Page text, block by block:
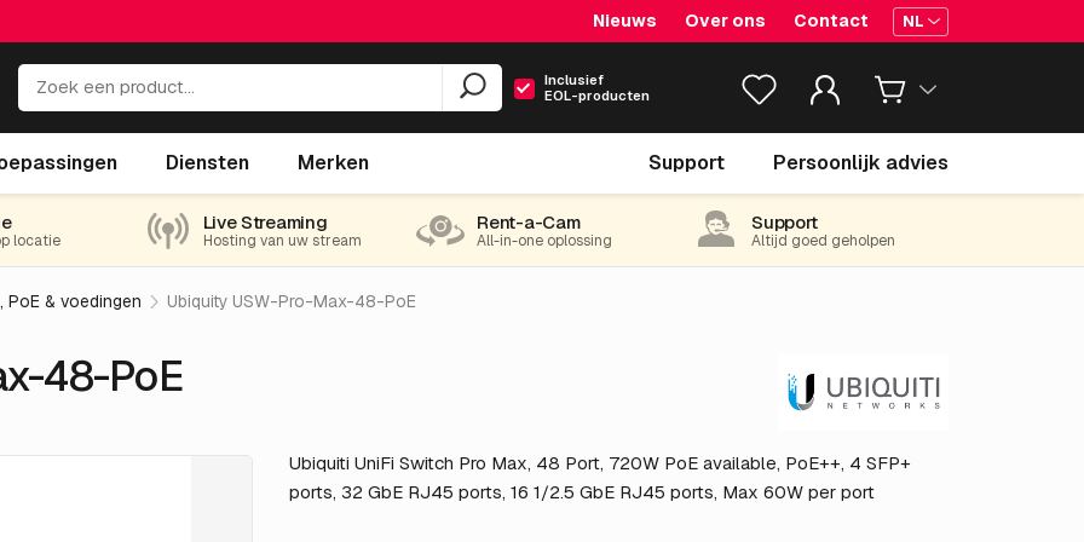
Nieuws Over ons Contact NL
Inclusief
EOL-producten
Diensten Merken Support Persoonlijk advies
€ 1,378.91
locatie
Live Streaming
Hosting van uw stream
Rent-a-Cam
All-in-one oplossing
Support
Altijd goed geholpen
PoE & voedingen Ubiquity USW-Pro-Max-48-PoE
48-PoE
Ubiquiti UniFi Switch Pro Max, 48 Port, 720W PoE available, PoE++, 4 SFP+
ports, 32 GbE RJ45 ports, 16 1/2.5 GbE RJ45 ports, Max 60W per port